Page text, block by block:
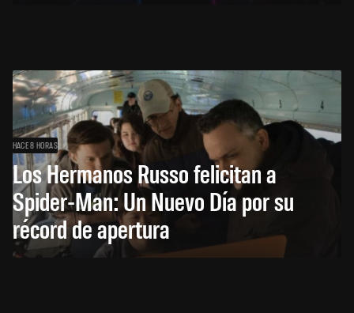
HACE 8 HORAS
Los Hermanos Russo felicitan a
Spider-Man: Un Nuevo Día por su
récord de apertura